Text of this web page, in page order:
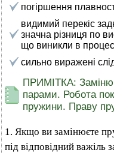
погіршення
видимий перекіс
значна різниця по
що виникли в
сильно виражені
ПРИМІТКА:
парами. Робота
пружини. Праву
1. Якщо ви замінюєте
під відповідний важіль